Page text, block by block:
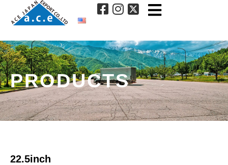
PRODUCTS
22.5inch